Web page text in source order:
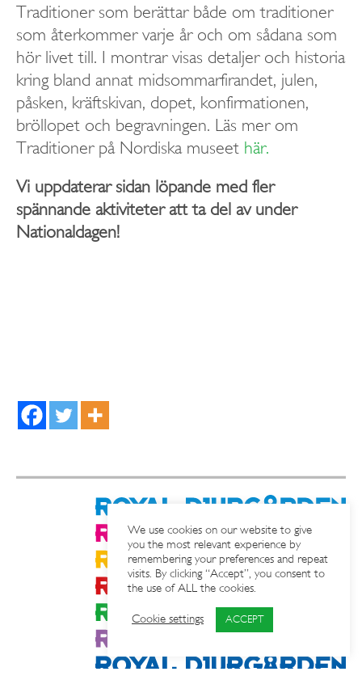
Traditioner som berättar både om traditioner
som återkommer varje år och om sådana som
hör livet till. I montrar visas detaljer och historia
kring bland annat midsommarfirandet, julen,
påsken, kräftskivan, dopet, konfirmationen,
bröllopet och begravningen. Läs mer om
Traditioner på Nordiska museet här.
Vi uppdaterar sidan löpande med fler
spännande aktiviteter att ta del av under
Nationaldagen!
We use cookies on our website to give
you the most relevant experience by
remembering your preferences and repeat
visits. By clicking “Accept”, you consent to
the use of ALL the cookies.
Cookie settings ACCEPT